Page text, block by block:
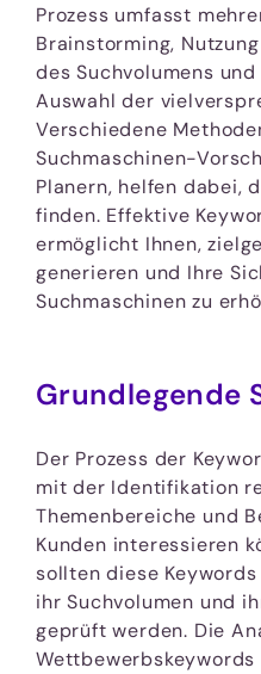
Prozess umfasst
Brainstorming,
des Suchvolumens
Auswahl der
Verschiedene
Suchmaschinen-
Planern, helfen dabei,
finden. Effektive
ermöglicht Ihnen,
generieren und Ihre
Suchmaschinen zu
Grundlegende
Der Prozess der
mit der Identifikation
Themenbereiche und
Kunden interessieren
sollten diese
ihr Suchvolumen und
geprüft werden. Die